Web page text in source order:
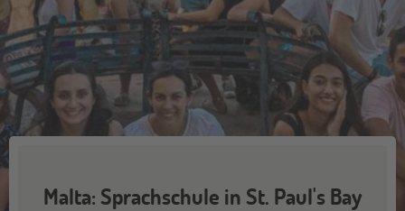
Malta: Sprachschule in St. Paul's Bay